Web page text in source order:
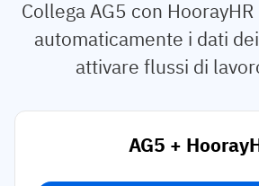
Collega AG5 con
automaticamente i dati
attivare flussi di
AG5 +